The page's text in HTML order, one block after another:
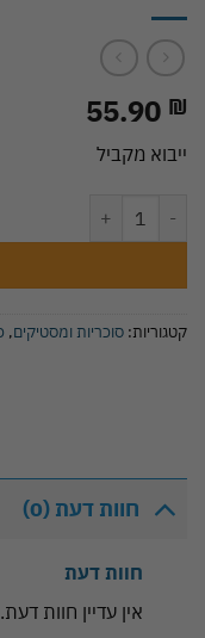
55.90 ₪
ייבוא מקביל
קטגוריות: סוכריות ומסטיקים,
חוות דעת (0)
חוות דעת
אין עדיין חוות דעת.